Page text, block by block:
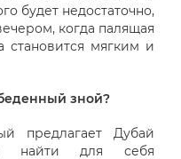
будет недостаточно,
когда палящая
становится мягким и
зной?
предлагает Дубай
найти для себя